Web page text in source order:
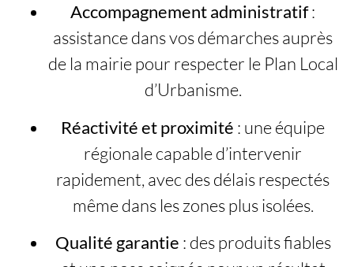
Accompagnement administratif:
assistance dans vos démarches auprès
de la mairie pour respecter le Plan Local
d’Urbanisme.
Réactivité et proximité : une équipe
régionale capable d’intervenir
rapidement, avec des délais respectés
même dans les zones plus isolées.
Qualité garantie : des produits fiables